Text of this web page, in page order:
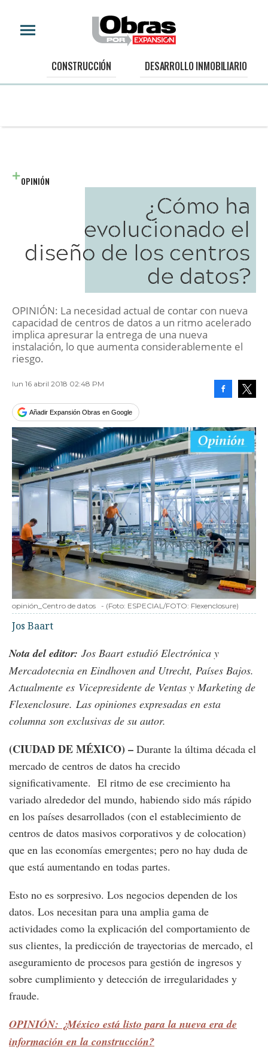
CONSTRUCCIÓN DESARROLLO INMOBILIARIO
OPINIÓN
¿Cómo ha
evolucionado el
diseño de los centros
de datos?
OPINIÓN: La necesidad actual de contar con nueva
capacidad de centros de datos a un ritmo acelerado
implica apresurar la entrega de una nueva
instalación, lo que aumenta considerablemente el
riesgo.
lun 16 abril 2018 02:48 PM
Añadir Expansión Obras en Google
opinión_Centro de datos - (Foto: ESPECIAL/FOTO: Flexenclosure)
Jos Baart
Nota del editor: Jos Baart estudió Electrónica y
Mercadotecnia en Eindhoven and Utrecht, Países Bajos.
Actualmente es Vicepresidente de Ventas y Marketing de
Flexenclosure. Las opiniones expresadas en esta
columna son exclusivas de su autor.
(CIUDAD DE MÉXICO) – Durante la última década el
mercado de centros de datos ha crecido
significativamente. El ritmo de ese crecimiento ha
variado alrededor del mundo, habiendo sido más rápido
en los países desarrollados (con el establecimiento de
centros de datos masivos corporativos y de colocation)
que en las economías emergentes; pero no hay duda de
que está aumentando en todas partes.
Esto no es sorpresivo. Los negocios dependen de los
datos. Los necesitan para una amplia gama de
actividades como la explicación del comportamiento de
sus clientes, la predicción de trayectorias de mercado, el
aseguramiento de procesos para gestión de ingresos y
sobre cumplimiento y detección de irregularidades y
fraude.
OPINIÓN: ¿México está listo para la nueva era de
información en la construcción?